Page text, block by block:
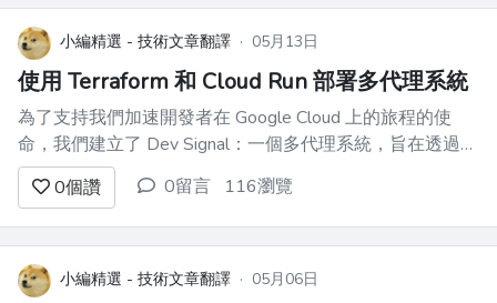
如，假設你要 SSH 到一台新建立的
Linux...小編精選 - 技術文章翻譯 · 05月13日
使用 Terraform 和 Cloud Run 部署多代理系統
為了支持我們加速開發者在 Google Cloud 上的旅程的使
命，我們建立了 Dev Signal：一個多代理系統，旨在透過自
動化從發現到建立專家的路徑，將原始的社群訊號轉化為可
靠的技術指導。 在本系列的前三部分中，我們透過建立其
核心能力和本地驗證流程，奠定了必要的基礎： 在[第一部
分...
0個讚 0留言 116瀏覽
小編精選 - 技術文章翻譯 · 05月06日